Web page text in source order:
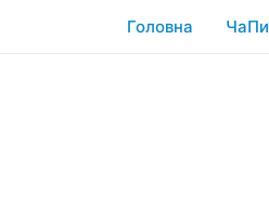
Головна ЧаПи